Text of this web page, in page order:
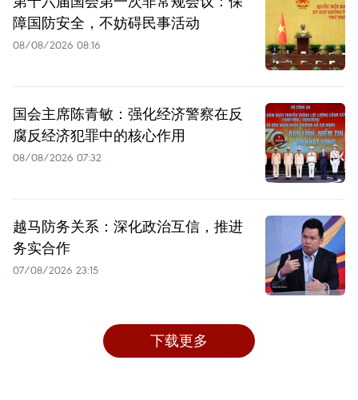
障国防安全，不妨碍民事活动
08/08/2026 08:16
国会主席陈青敏：强化经济警察在反
腐反经济犯罪中的核心作用
08/08/2026 07:32
越马防务关系：深化政治互信，推进
务实合作
07/08/2026 23:15
下载更多